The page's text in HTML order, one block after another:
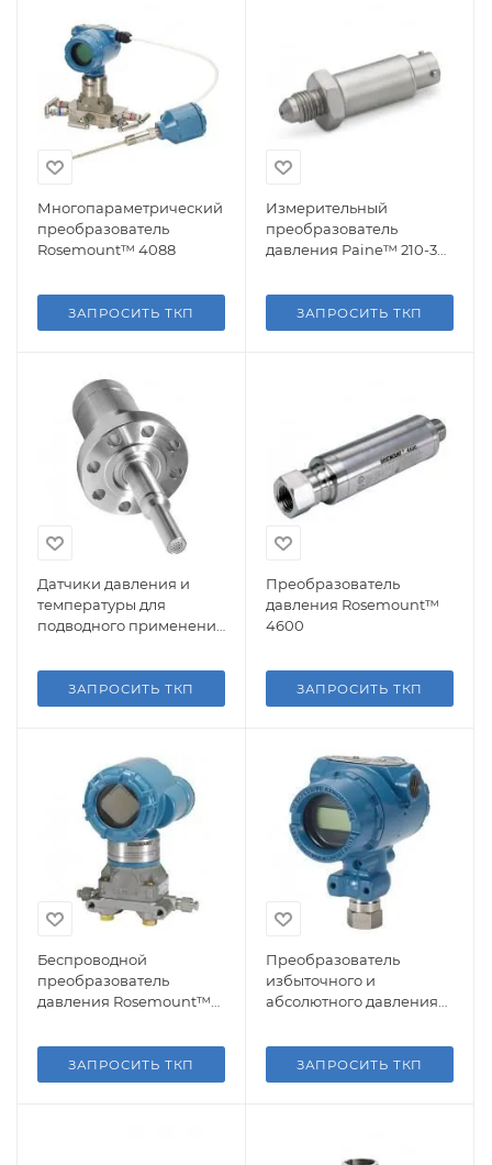
Многопараметрический
преобразователь
Rosemount™ 4088
ЗАПРОСИТЬ ТКП
Измерительный
преобразователь
давления Paine™ 210-30-
ЗАПРОСИТЬ ТКП
Датчики давления и
температуры для
подводного применения
ЗАПРОСИТЬ ТКП
Преобразователь
давления Rosemount™
4600
ЗАПРОСИТЬ ТКП
Беспроводной
преобразователь
давления Rosemount™
Coplanar™
ЗАПРОСИТЬ ТКП
Преобразователь
избыточного и
абсолютного давления
ЗАПРОСИТЬ ТКП